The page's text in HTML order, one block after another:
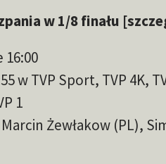
w 1/8 finału
w TVP Sport, TVP 4K,
1
Żewłakow (PL),